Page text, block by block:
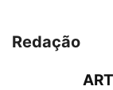
Redação